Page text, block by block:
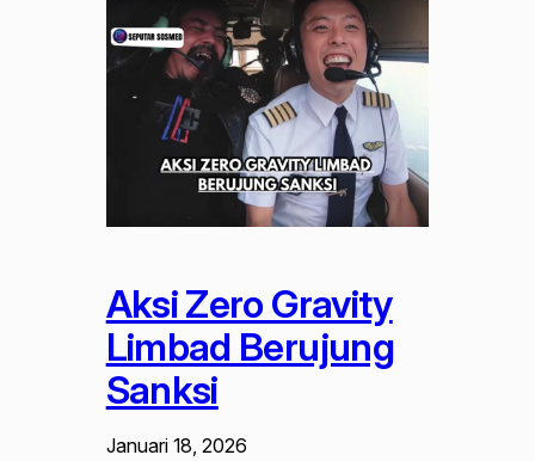
Aksi Zero Gravity
Limbad Berujung
Sanksi
Januari 18, 2026